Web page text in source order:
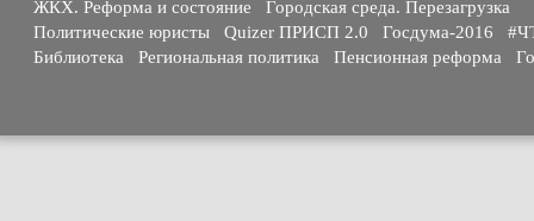
ЖКХ. Реформа и состояние
Городская среда. Перезагрузка
Политические юристы
Quizer ПРИСП 2.0 Госдума-2016
Библиотека
Региональная политика Пенсионная реформа